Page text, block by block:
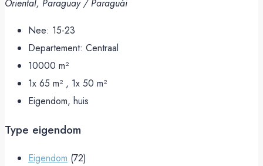
Oriental, Paraguay / Paraguái
Nee: 15-23
Departement: Centraal
10000 m²
1x 65 m² , 1x 50 m²
Eigendom, huis
Type eigendom
Eigendom (72)